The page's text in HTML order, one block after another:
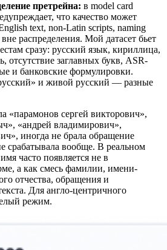
претрейна: в model card
что качество может
text, non-Latin scripts, naming
распределения. Мой датасет бьет
сразу: русский язык, кириллица,
отсутствие заглавных букв, ASR-
и банковские формулировки.
и живой русский — разные
«парамонов сергей викторович»,
«андрей владимирович»,
иногда не брала обращение
срабатывала вообще. В реальном
часто появляется не в
а как смесь фамилии, имени-
отчества, обращения и
Для англо-центричного
режим.